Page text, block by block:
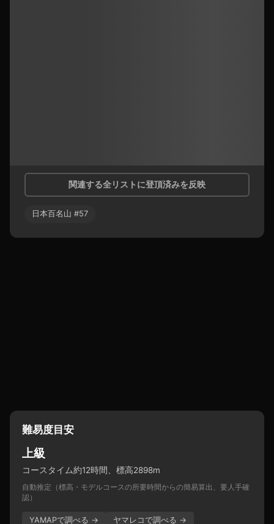
関連する全リストに登頂済みを反映
日本百名山 #57
難易度目安
上級
コースタイム約12時間、標高2898m
自動推定（標高・モデルコースの所要時間からの簡易算出、要人手確
認）
YAMAPで調べる → ヤマレコで調べる →